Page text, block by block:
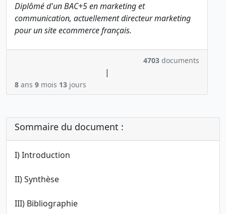
Diplômé d'un BAC+5 en marketing et
communication, actuellement directeur marketing
pour un site ecommerce français.
4703 documents
|
8 ans 9 mois 13 jours
Sommaire du document :
I) Introduction
II) Synthèse
III) Bibliographie